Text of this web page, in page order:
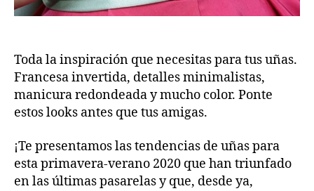
Toda la inspiración que necesitas para tus uñas.
Francesa invertida, detalles minimalistas,
manicura redondeada y mucho color. Ponte
estos looks antes que tus amigas.
¡Te presentamos las tendencias de uñas para
esta primavera-verano 2020 que han triunfado
en las últimas pasarelas y que, desde ya,